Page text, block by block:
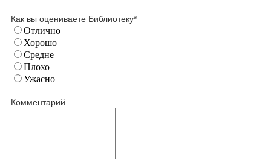
Как вы оцениваете Библиотеку*
Отлично
Хорошо
Средне
Плохо
Ужасно
Комментарий